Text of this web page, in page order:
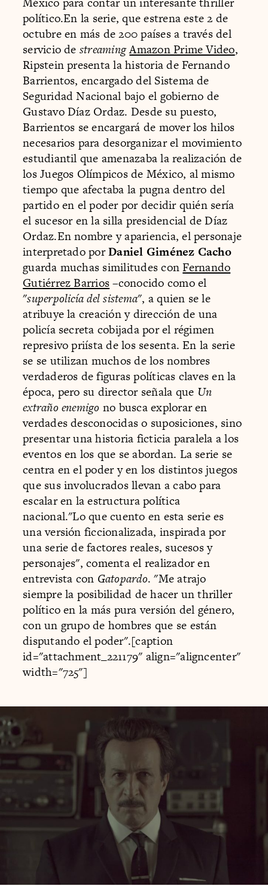
político.En la serie, que estrena este 2 de
octubre en más de 200 países a través del
servicio de streamingAmazon Prime Video,
Ripstein presenta la historia de Fernando
Barrientos, encargado del Sistema de
Seguridad Nacional bajo el gobierno de
Gustavo Díaz Ordaz. Desde su puesto,
Barrientos se encargará de mover los hilos
necesarios para desorganizar el movimiento
estudiantil que amenazaba la realización de
los Juegos Olímpicos de México, al mismo
tiempo que afectaba la pugna dentro del
partido en el poder por decidir quién sería
el sucesor en la silla presidencial de Díaz
Ordaz.En nombre y apariencia, el personaje
interpretado porDaniel Giménez Cacho
guarda muchas similitudes conFernando
Gutiérrez Barrios–conocido como el
"superpolicía del sistema", a quien se le
atribuye la creación y dirección de una
policía secreta cobijada por el régimen
represivo priísta de los sesenta. En la serie
se se utilizan muchos de los nombres
verdaderos de figuras políticas claves en la
época, pero su director señala que Un
extraño enemigo no busca explorar en
verdades desconocidas o suposiciones, sino
presentar una historia ficticia paralela a los
eventos en los que se abordan. La serie se
centra en el poder y en los distintos juegos
que sus involucrados llevan a cabo para
escalar en la estructura política
nacional."Lo que cuento en esta serie es
una versión ficcionalizada, inspirada por
una serie de factores reales, sucesos y
personajes", comenta el realizador en
entrevista con Gatopardo. "Me atrajo
siempre la posibilidad de hacer un thriller
político en la más pura versión del género,
con un grupo de hombres que se están
disputando el poder".[caption
id="attachment_221179" align="aligncenter"
width="725"]